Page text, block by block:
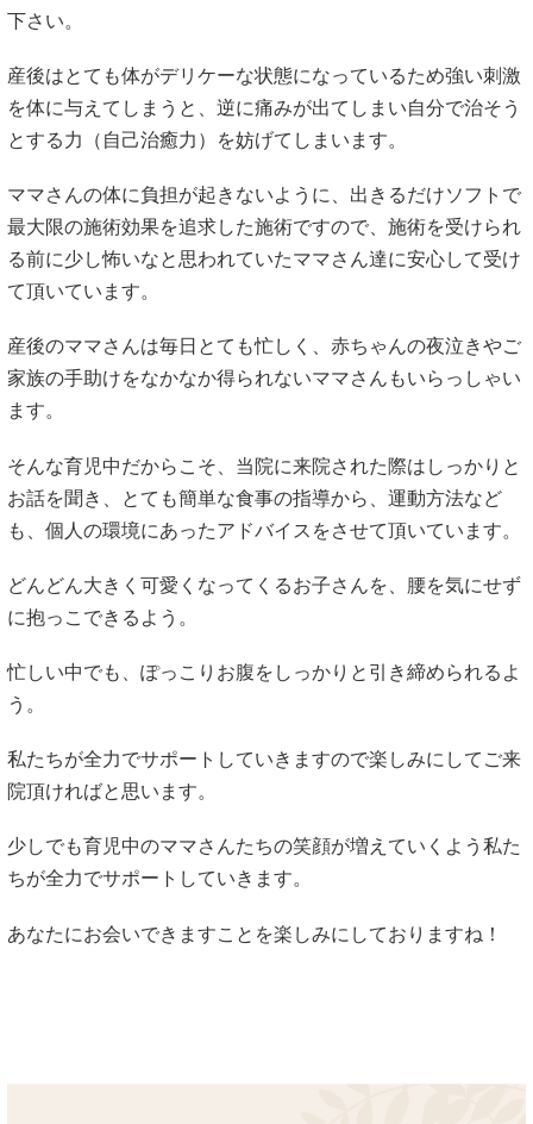
下さい。
産後はとても体がデリケーな状態になっているため強い刺激
を体に与えてしまうと、逆に痛みが出てしまい自分で治そう
とする力（自己治癒力）を妨げてしまいます。
ママさんの体に負担が起きないように、出きるだけソフトで
最大限の施術効果を追求した施術ですので、施術を受けられ
る前に少し怖いなと思われていたママさん達に安心して受け
て頂いています。
産後のママさんは毎日とても忙しく、赤ちゃんの夜泣きやご
家族の手助けをなかなか得られないママさんもいらっしゃい
ます。
そんな育児中だからこそ、当院に来院された際はしっかりと
お話を聞き、とても簡単な食事の指導から、運動方法など
も、個人の環境にあったアドバイスをさせて頂いています。
どんどん大きく可愛くなってくるお子さんを、腰を気にせず
に抱っこできるよう。
忙しい中でも、ぽっこりお腹をしっかりと引き締められるよ
う。
私たちが全力でサポートしていきますので楽しみにしてご来
院頂ければと思います。
少しでも育児中のママさんたちの笑顔が増えていくよう私た
ちが全力でサポートしていきます。
あなたにお会いできますことを楽しみにしておりますね！